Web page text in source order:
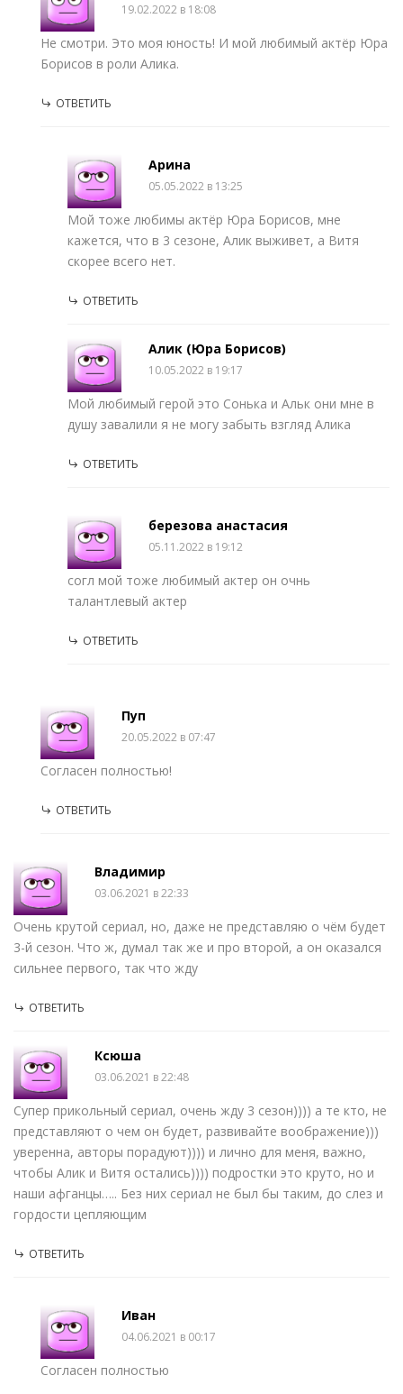
19.02.2022 в 18:08
Не смотри. Это моя юность! И мой любимый актёр Юра
Борисов в роли Алика.
ОТВЕТИТЬ
Арина
05.05.2022 в 13:25
Мой тоже любимы актёр Юра Борисов, мне
кажется, что в 3 сезоне, Алик выживет, а Витя
скорее всего нет.
ОТВЕТИТЬ
Алик (Юра Борисов)
10.05.2022 в 19:17
Мой любимый герой это Сонька и Альк они мне в
душу завалили я не могу забыть взгляд Алика
ОТВЕТИТЬ
березова анастасия
05.11.2022 в 19:12
согл мой тоже любимый актер он очнь
талантлевый актер
ОТВЕТИТЬ
Пуп
20.05.2022 в 07:47
Согласен полностью!
ОТВЕТИТЬ
Владимир
03.06.2021 в 22:33
Очень крутой сериал, но, даже не представляю о чём будет
3-й сезон. Что ж, думал так же и про второй, а он оказался
сильнее первого, так что жду
ОТВЕТИТЬ
Ксюша
03.06.2021 в 22:48
Супер прикольный сериал, очень жду 3 сезон)))) а те кто, не
представляют о чем он будет, развивайте воображение)))
уверенна, авторы порадуют)))) и лично для меня, важно,
чтобы Алик и Витя остались)))) подростки это круто, но и
наши афганцы….. Без них сериал не был бы таким, до слез и
гордости цепляющим
ОТВЕТИТЬ
Иван
04.06.2021 в 00:17
Согласен полностью